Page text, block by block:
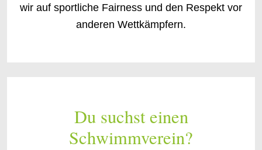
wir auf sportliche Fairness und den Respekt vor
anderen Wettkämpfern.
Du suchst einen
Schwimmverein?